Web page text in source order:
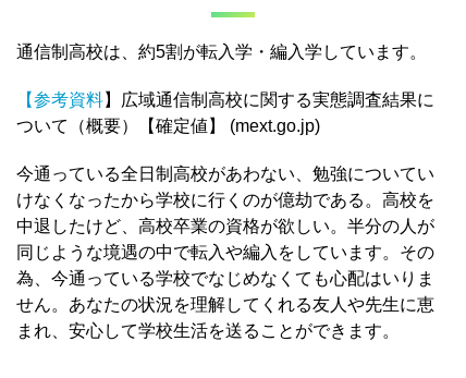
通信制高校は、約5割が転入学・編入学しています。
【参考資料】広域通信制高校に関する実態調査結果に
ついて（概要）【確定値】 (mext.go.jp)
今通っている全日制高校があわない、勉強についてい
けなくなったから学校に行くのが億劫である。高校を
中退したけど、高校卒業の資格が欲しい。半分の人が
同じような境遇の中で転入や編入をしています。その
為、今通っている学校でなじめなくても心配はいりま
せん。あなたの状況を理解してくれる友人や先生に恵
まれ、安心して学校生活を送ることができます。